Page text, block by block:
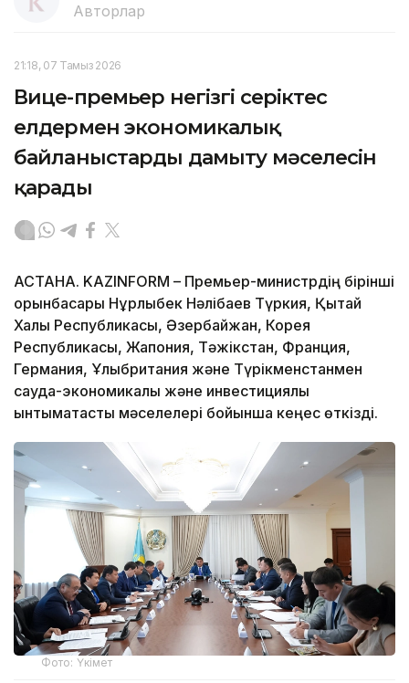
Авторлар
21:18, 07 Тамыз 2026
Вице-премьер негізгі серіктес
елдермен экономикалық
байланыстарды дамыту мәселесін
қарады
АСТАНА. KAZINFORM – Премьер-министрдің бірінші
орынбасары Нұрлыбек Нәлібаев Түркия, Қытай
Халық Республикасы, Әзербайжан, Корея
Республикасы, Жапония, Тәжікстан, Франция,
Германия, Ұлыбритания және Түрікменстанмен
сауда-экономикалық және инвестициялық
ынтымақтастық мәселелері бойынша кеңес өткізді.
Фото: Үкімет